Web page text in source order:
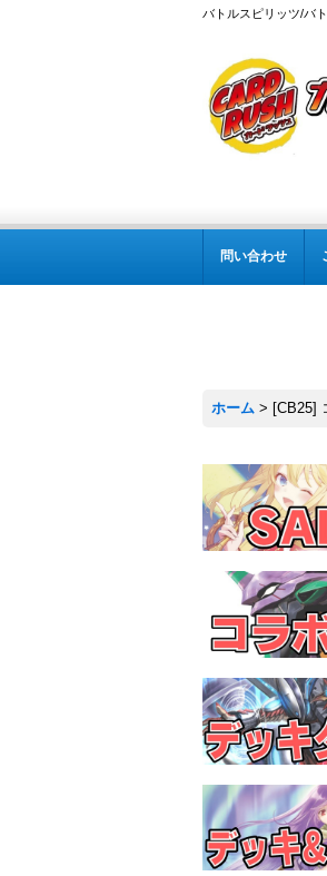
バトルスピリッツ/バ
問い合わせ
ホーム > [CB25]